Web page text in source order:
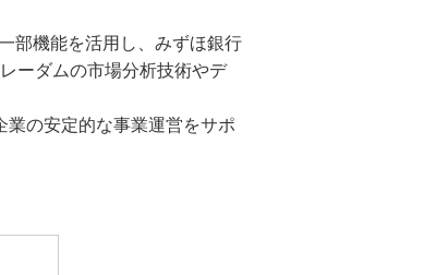
部機能を活用し、みずほ銀行
ーダムの市場分析技術やデ
の安定的な事業運営をサポ